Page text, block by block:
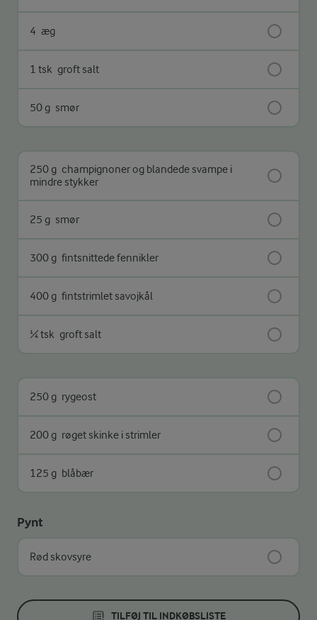
4 æg
1 tsk groft salt
50 g smør
250 g champignoner og blandede svampe i
mindre stykker
25 g smør
300 g fintsnittede fennikler
400 g fintstrimlet savojkål
¼ tsk groft salt
250 g rygeost
200 g røget skinke i strimler
125 g blåbær
Pynt
Rød skovsyre
TILFØJ TIL INDKØBSLISTE